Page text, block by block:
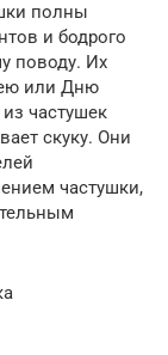
полны
и бодрого
поводу. Их
или Дню
частушек
скуку. Они
частушки,